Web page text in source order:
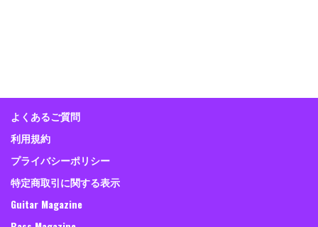
よくあるご質問
利用規約
プライバシーポリシー
特定商取引に関する表示
Guitar Magazine